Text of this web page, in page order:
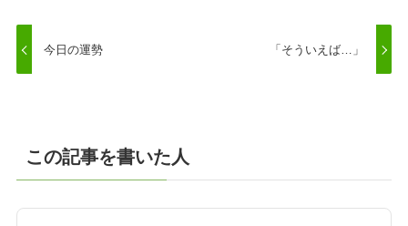
今日の運勢 「そういえば…」
この記事を書いた人